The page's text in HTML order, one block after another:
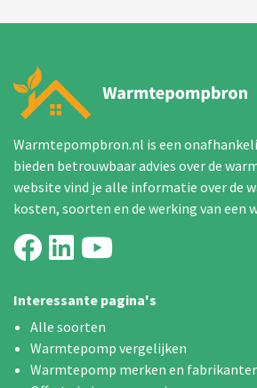
Warmtepompbron.nl is een
bieden betrouwbaar advies over de
website vind je alle informatie over de
kosten, soorten en de werking van een
Interessante pagina's
Alle soorten
Warmtepomp vergelijken
Warmtepomp merken en